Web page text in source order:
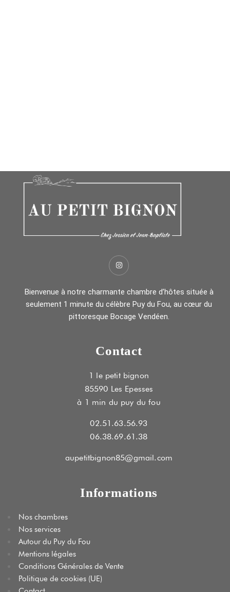
Bienvenue à notre charmante chambre d’hôtes située à
seulement 1 minute du célèbre Puy du Fou, au cœur du
pittoresque Bocage Vendéen.
Contact
1 le petit bignon
85590 Les Epesses
à 1 min du puy du fou
02.51.63.56.93
06.38.69.61.38
aupetitbignon85@gmail.com
Informations
Nos chambres
Nos services
Autour du Puy du Fou
Mentions légales
Conditions Générales de Vente
Politique de cookies (UE)